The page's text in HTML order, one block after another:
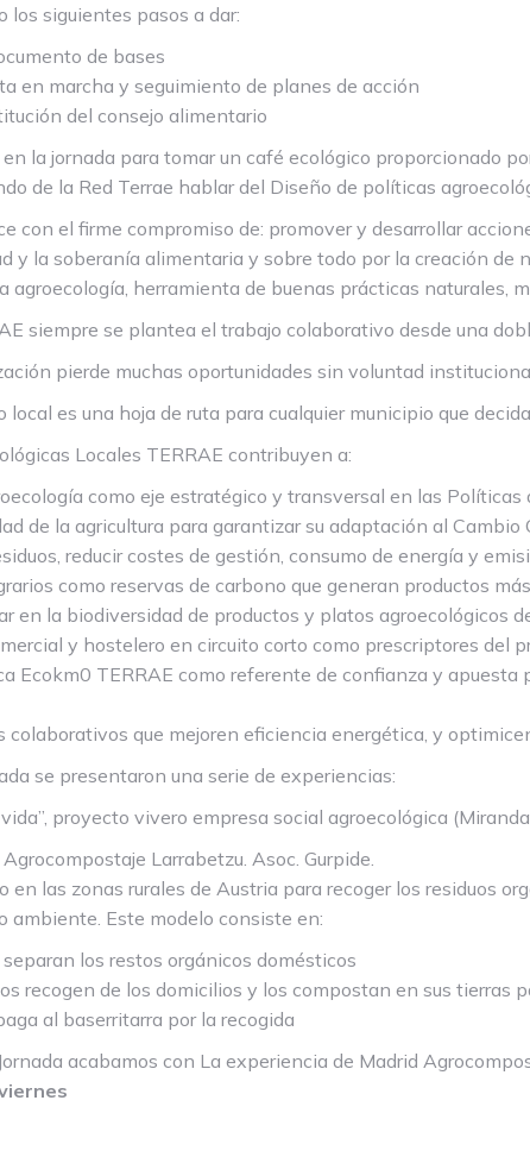
los siguientes pasos a dar:
de bases
en marcha y seguimiento de planes de acción
del consejo alimentario
la jornada para tomar un café ecológico proporcionado
de la Red Terrae hablar del Diseño de políticas
con el firme compromiso de: promover y desarrollar
y la soberanía alimentaria y sobre todo por la creación
agroecología, herramienta de buenas prácticas naturales,
siempre se plantea el trabajo colaborativo desde una
pierde muchas oportunidades sin voluntad
local es una hoja de ruta para cualquier municipio que
Locales TERRAE contribuyen a:
como eje estratégico y transversal en las Políticas
de la agricultura para garantizar su adaptación al Cambio
reducir costes de gestión, consumo de energía y
como reservas de carbono que generan productos
en la biodiversidad de productos y platos agroecológicos
y hostelero en circuito corto como prescriptores del
Ecokm0 TERRAE como referente de confianza y
colaborativos que mejoren eficiencia energética, y
se presentaron una serie de experiencias:
proyecto vivero empresa social agroecológica
Larrabetzu. Asoc. Gurpide.
en las zonas rurales de Austria para recoger los residuos
ambiente. Este modelo consiste en:
los restos orgánicos domésticos
recogen de los domicilios y los compostan en sus tierras
al baserritarra por la recogida
acabamos con La experiencia de Madrid